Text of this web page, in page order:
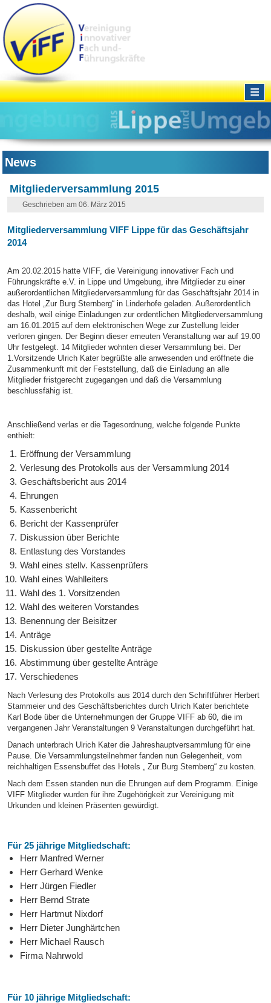
≡
News
Mitgliederversammlung 2015
Geschrieben am 06. März 2015
Mitgliederversammlung VIFF Lippe für das Geschäftsjahr
2014
Am 20.02.2015 hatte VIFF, die Vereinigung innovativer Fach und
Führungskräfte e.V. in Lippe und Umgebung, ihre Mitglieder zu einer
außerordentlichen Mitgliederversammlung für das Geschäftsjahr 2014 in
das Hotel „Zur Burg Sternberg“ in Linderhofe geladen. Außerordentlich
deshalb, weil einige Einladungen zur ordentlichen Mitgliederversammlung
am 16.01.2015 auf dem elektronischen Wege zur Zustellung leider
verloren gingen. Der Beginn dieser erneuten Veranstaltung war auf 19.00
Uhr festgelegt. 14 Mitglieder wohnten dieser Versammlung bei. Der
1.Vorsitzende Ulrich Kater begrüßte alle anwesenden und eröffnete die
Zusammenkunft mit der Feststellung, daß die Einladung an alle
Mitglieder fristgerecht zugegangen und daß die Versammlung
beschlussfähig ist.
Anschließend verlas er die Tagesordnung, welche folgende Punkte
enthielt:
Eröffnung der Versammlung
Verlesung des Protokolls aus der Versammlung 2014
Geschäftsbericht aus 2014
Ehrungen
Kassenbericht
Bericht der Kassenprüfer
Diskussion über Berichte
Entlastung des Vorstandes
Wahl eines stellv. Kassenprüfers
Wahl eines Wahlleiters
Wahl des 1. Vorsitzenden
Wahl des weiteren Vorstandes
Benennung der Beisitzer
Anträge
Diskussion über gestellte Anträge
Abstimmung über gestellte Anträge
Verschiedenes
Nach Verlesung des Protokolls aus 2014 durch den Schriftführer Herbert
Stammeier und des Geschäftsberichtes durch Ulrich Kater berichtete
Karl Bode über die Unternehmungen der Gruppe VIFF ab 60, die im
vergangenen Jahr Veranstaltungen 9 Veranstaltungen durchgeführt hat.
Danach unterbrach Ulrich Kater die Jahreshauptversammlung für eine
Pause. Die Versammlungsteilnehmer fanden nun Gelegenheit, vom
reichhaltigen Essensbuffet des Hotels „ Zur Burg Sternberg“ zu kosten.
Nach dem Essen standen nun die Ehrungen auf dem Programm. Einige
VIFF Mitglieder wurden für ihre Zugehörigkeit zur Vereinigung mit
Urkunden und kleinen Präsenten gewürdigt.
Für 25 jährige Mitgliedschaft:
Herr Manfred Werner
Herr Gerhard Wenke
Herr Jürgen Fiedler
Herr Bernd Strate
Herr Hartmut Nixdorf
Herr Dieter Junghärtchen
Herr Michael Rausch
Firma Nahrwold
Für 10 jährige Mitgliedschaft: